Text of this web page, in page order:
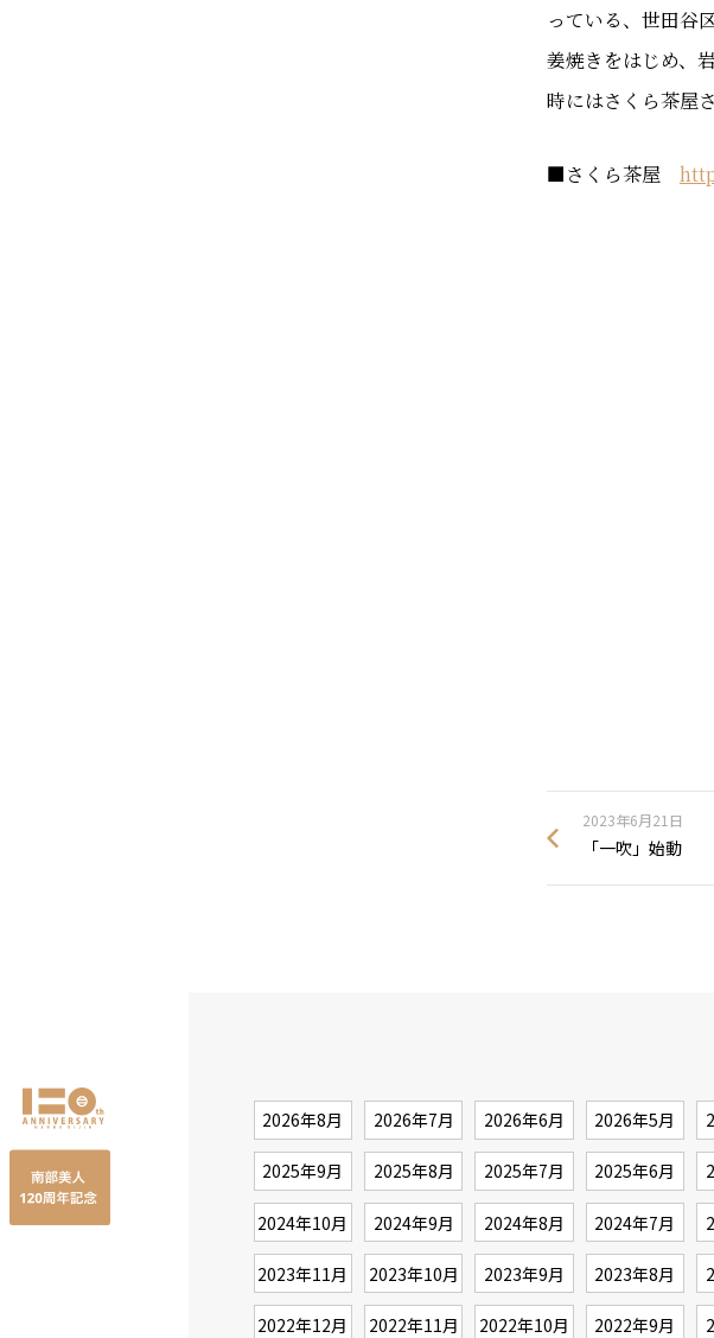
っている、世田谷
姜焼きをはじめ、
時にはさくら茶屋
■さくら茶屋
2023年6月21日
「一吹」始動
2026年8月 2026年7月 2026年6月 2026年5月
2025年9月 2025年8月 2025年7月 2025年6月
2024年10月 2024年9月 2024年8月 2024年7月
2023年11月 2023年10月 2023年9月 2023年8月
2022年12月 2022年11月 2022年10月 2022年9月